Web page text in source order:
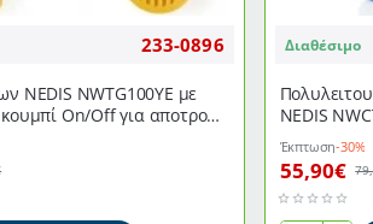
233-0896
NEDIS NWTG100YE με
On/Off για αποτροπή
μπαταρίας
Διαθέσιμο
NEDIS
σχεδιασμό
Έκπτωση-30%
55,90€